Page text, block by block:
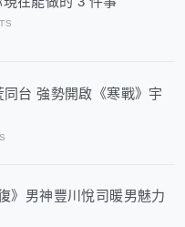
台 強勢開啟《寒戰》宇
》男神豐川悅司暖男魅力